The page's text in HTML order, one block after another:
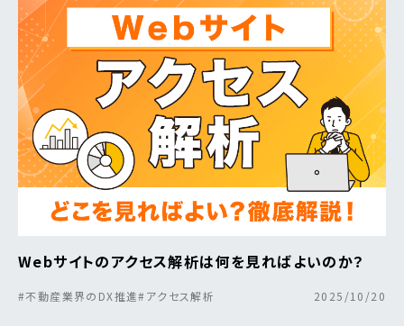
Webサイトのアクセス解析は何を見ればよいのか？
#不動産業界のDX推進#アクセス解析 2025/10/20